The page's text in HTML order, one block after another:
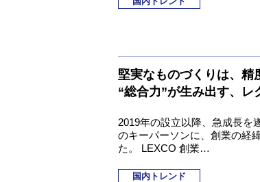
堅実なものづくりは、精
“総合力”が生み出す、レ
2019年の設立以降、急成長を
のキーパーソンに、創業の経
た。 LEXCO 創業…
国内トレンド